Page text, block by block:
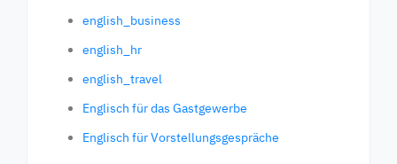
english_business
english_hr
english_travel
Englisch für das Gastgewerbe
Englisch für Vorstellungsgespräche